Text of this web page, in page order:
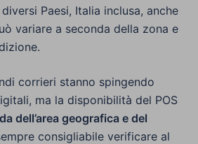
Paesi, Italia inclusa, anche
variare a seconda della zona e
corrieri stanno spingendo
ma la disponibilità del POS
dell’area geografica e del
consigliabile verificare al